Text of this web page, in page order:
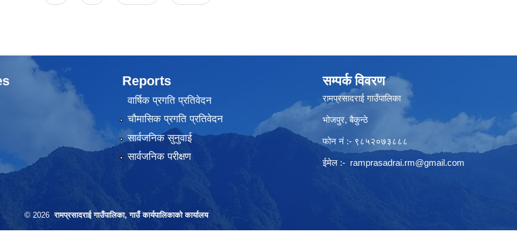
Reports
वार्षिक प्रगति प्रतिवेदन
चौमासिक प्रगति प्रतिवेदन
सार्वजनिक सुनुवाई
सार्वजनिक परीक्षण
सम्पर्क विवरण
रामप्रसादराई गाउँपालिका
भोजपुर, बैकुन्ठे
फोन नं :- ९८५२०७३८८८
ईमेल :- ramprasadrai.rm@gmail.com
© 2026रामप्रसादराई गाउँपालिका, गाउँ कार्यपालिकाको कार्यालय